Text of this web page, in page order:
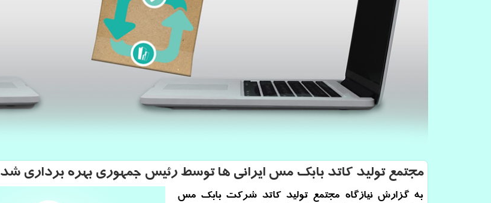
مجتمع تولید كاتد بابك مس ایرانی ها توسط رئیس جمهوری بهره برداری شد
به گزارش نیازگاه مجتمع تولید کاتد شرکت بابک مس